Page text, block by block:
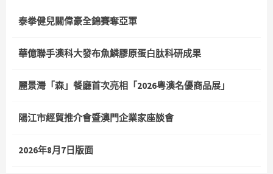
泰拳健兒關偉豪全錦賽奪亞軍
華億聯手澳科大發布魚鱗膠原蛋白肽科研成果
麗景灣「森」餐廳首次亮相「2026粵澳名優商品展」
陽江市經貿推介會暨澳門企業家座談會
2026年8月7日版面